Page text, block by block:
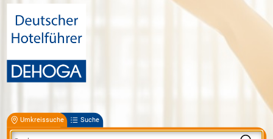
Umkreissuche Suche